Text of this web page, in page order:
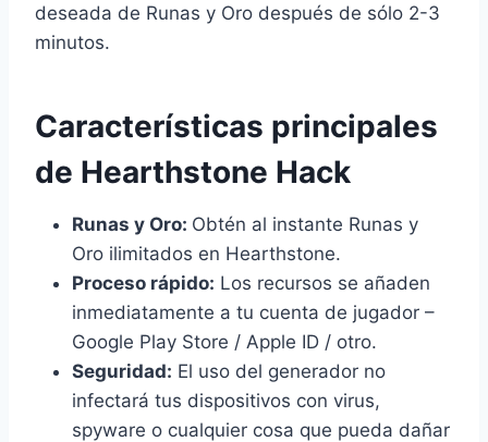
deseada de Runas y Oro después de sólo 2-3
minutos.
Características principales
de Hearthstone Hack
Runas y Oro: Obtén al instante Runas y
Oro ilimitados en Hearthstone.
Proceso rápido: Los recursos se añaden
inmediatamente a tu cuenta de jugador –
Google Play Store / Apple ID / otro.
Seguridad: El uso del generador no
infectará tus dispositivos con virus,
spyware o cualquier cosa que pueda dañar